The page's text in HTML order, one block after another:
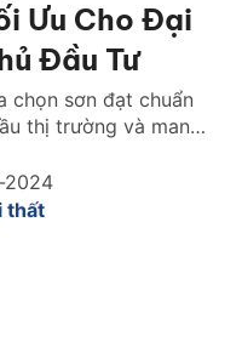
Ưu Cho Đại
Đầu Tư
chọn sơn đạt chuẩn
thị trường và mang
chủ đầu tư. Công
tiếng về chất lượng
2024